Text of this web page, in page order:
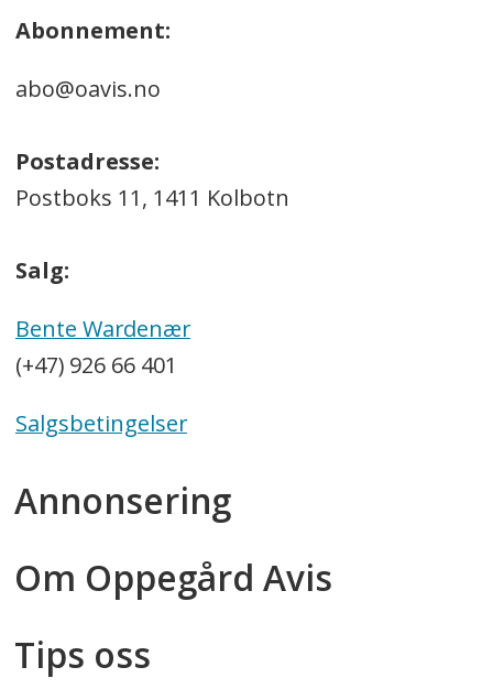
Abonnement:
abo@oavis.no
Postadresse:
Postboks 11, 1411 Kolbotn
Salg:
Bente Wardenær
(+47) 926 66 401
Salgsbetingelser
Annonsering
Om Oppegård Avis
Tips oss